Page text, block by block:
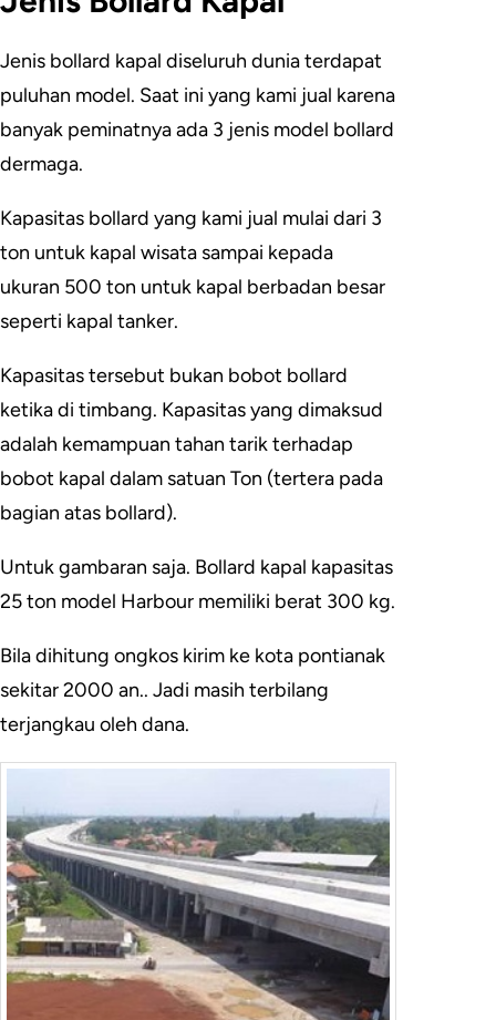
Jenis bollard kapal diseluruh dunia terdapat
puluhan model. Saat ini yang kami jual karena
banyak peminatnya ada 3 jenis model bollard
dermaga.
Kapasitas bollard yang kami jual mulai dari 3
ton untuk kapal wisata sampai kepada
ukuran 500 ton untuk kapal berbadan besar
seperti kapal tanker.
Kapasitas tersebut bukan bobot bollard
ketika di timbang. Kapasitas yang dimaksud
adalah kemampuan tahan tarik terhadap
bobot kapal dalam satuan Ton (tertera pada
bagian atas bollard).
Untuk gambaran saja. Bollard kapal kapasitas
25 ton model Harbour memiliki berat 300 kg.
Bila dihitung ongkos kirim ke kota pontianak
sekitar 2000 an.. Jadi masih terbilang
terjangkau oleh dana.